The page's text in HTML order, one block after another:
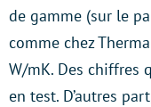
de gamme (sur le
comme chez
W/mK. Des chiffres
en test. D’autres